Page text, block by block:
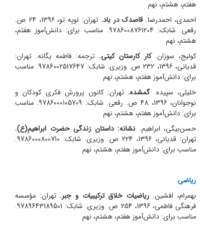
هفتم، هشتم، نهم
احمدی، احمدرضا. قاصدک در باد.
تهران: لوپه تو، 1396، 24 ص.
رقعی. شابک: 9786008761204. مناسب برای: دانش‌آموز هفتم،
هشتم، نهم
کولیج، سوزان.کار کارستان کیتی. ترجمه: فاطمه یگانه. تهران:
قدیانی، 1396، 232 ص. وزیری. شابک: 9786002517647. مناسب
برای: دانش‌آموز هفتم، هشتم، نهم
خلیلی، سپیده. گمشده. تهران: کانون پرورش فکری کودکان و
نوجوانان، 1396، 48 ص. رقعی. شابک: 9786000105709. مناسب
برای: دانش‌آموز هفتم، هشتم، نهم
حسن‌بیگی، ابراهیم. نشانه: داستان زندگی حضرت ابراهیم(ع).
تهران: قدیانی، 1396، 224 ص. وزیری. شابک: 9786000800710.
مناسب برای: دانش‌آموز هفتم، هشتم، نهم
ریاضی
بهمرام، افشین.ریاضیات خلاق ترکیبیات و جبر. تهران: مؤسسه
فرهنگی فاطمی، 1396، 254 ص. وزیری. شابک: 9789643189501.
مناسب برای: دانش‌آموز هفتم، هشتم، نهم